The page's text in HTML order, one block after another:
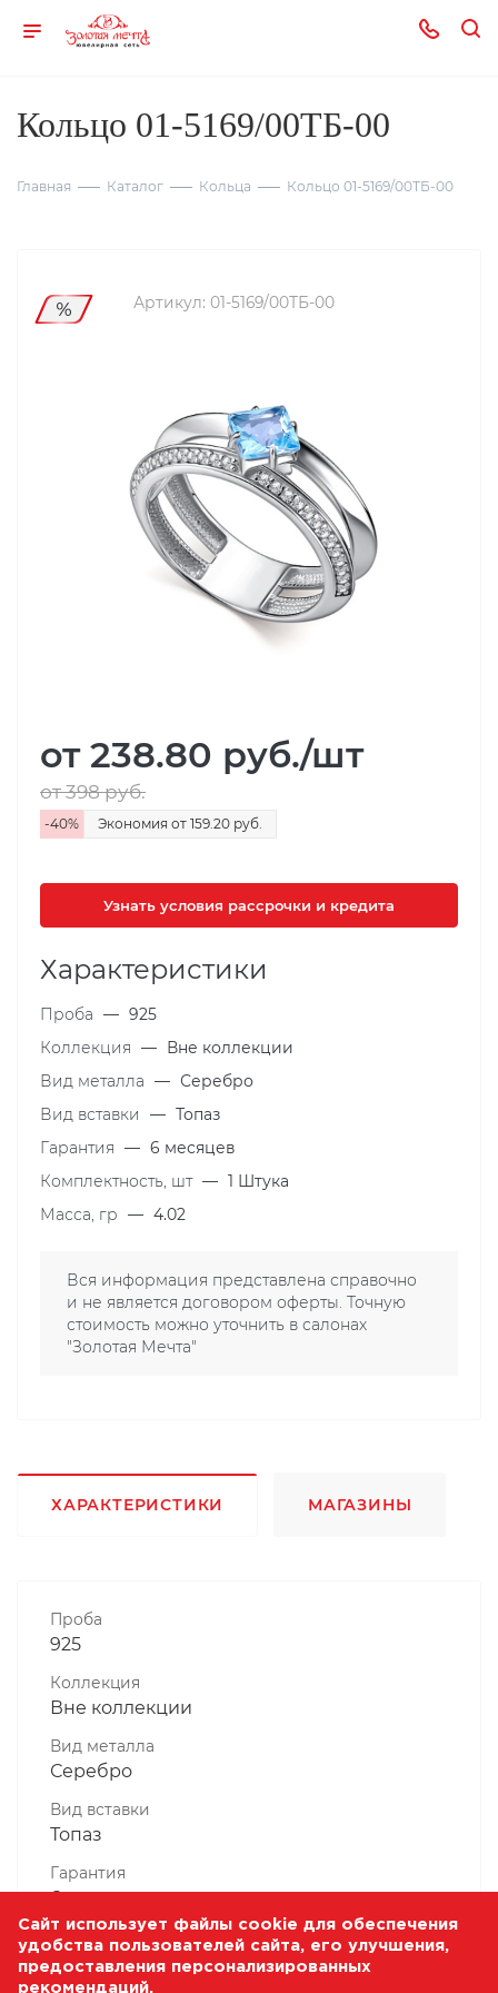
Кольцо 01-5169/00ТБ-00
Главная Каталог Кольца Кольцо 01-5169/00ТБ-00
Артикул: 01-5169/00ТБ-00
от 238.80 руб./шт
от 398руб.
-40% Экономия от 159.20 руб.
Узнать условия рассрочки и кредита
Характеристики
Проба — 925
Коллекция — Вне коллекции
Вид металла — Серебро
Вид вставки
— Топаз
Гарантия — 6 месяцев
Комплектность, шт — 1 Штука
Масса, гр — 4.02
Вся информация представлена справочно
и не является договором оферты. Точную
стоимость можно уточнить в салонах
"Золотая Мечта"
ХАРАКТЕРИСТИКИ МАГАЗИНЫ
Проба
925
Коллекция
Вне коллекции
Вид металла
Серебро
Вид вставки
Топаз
Гарантия
6 месяцев
Комплектность, шт
1 Штука
Сайт использует файлы cookie для обеспечения
удобства пользователей сайта, его улучшения,
предоставления персонализированных
рекомендаций.